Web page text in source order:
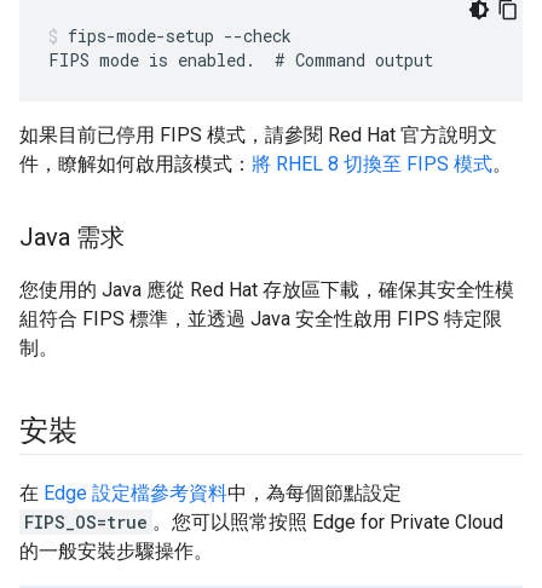
fips-mode-setup --check
FIPS mode is enabled.  # Command output
如果目前已停用 FIPS 模式，請參閱 Red Hat 官方說明文
件，瞭解如何啟用該模式： 將 RHEL 8 切換至 FIPS 模式。
Java 需求
您使用的 Java 應從 Red Hat 存放區下載，確保其安全性模
組符合 FIPS 標準，並透過 Java 安全性啟用 FIPS 特定限
制。
安裝
在 Edge 設定檔參考資料中，為每個節點設定
FIPS_OS=true 。您可以照常按照 Edge for Private Cloud
的一般安裝步驟操作。